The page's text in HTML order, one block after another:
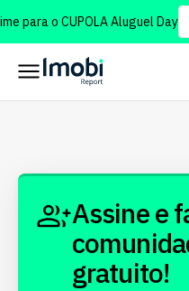
para o CUPOLA Aluguel Day
Assine e
gratuito!